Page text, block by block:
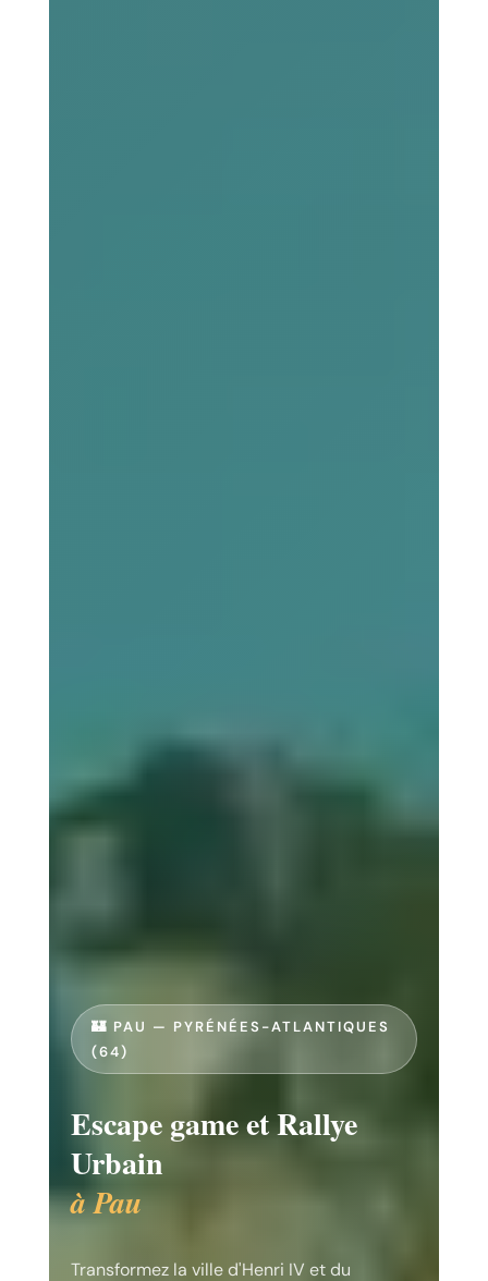
🏰 PAU — PYRÉNÉES-ATLANTIQUES
(64)
Escape game et Rallye
Urbain
à Pau
Transformez la ville d'Henri IV et du